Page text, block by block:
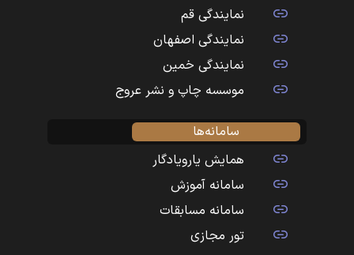
نمایندگی قم
نمایندگی اصفهان
نمایندگی خمین
موسسه چاپ و نشر عروج
سامانه‌ها
همایش یارویادگار
سامانه آموزش
سامانه مسابقات
تور مجازی